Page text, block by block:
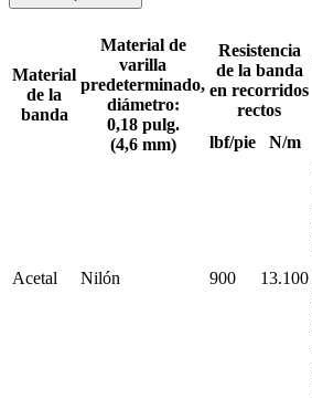
Material
de la
banda
Material de
varilla
predeterminado,
diámetro:
0,18 pulg.
(4,6 mm)
Resistencia
de la banda
en recorridos
rectos
lbf/pie N/m
Acetal Nilón 900 13.100